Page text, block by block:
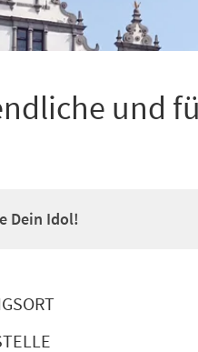
und
Dein Idol!